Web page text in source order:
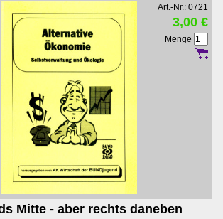
Art.-Nr.: 0721
3,00 €
Menge
Mitte - aber rechts daneben